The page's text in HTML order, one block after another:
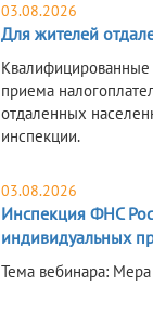
03.08.2026
Для жителей
Квалифицированные
приема
отдаленных
инспекции.
03.08.2026
Инспекция ФНС
индивидуальных
Тема вебинара: